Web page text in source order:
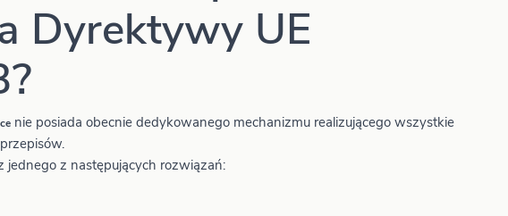
Dyrektywy UE
nie posiada obecnie dedykowanego mechanizmu realizującego wszystkie
z następujących rozwiązań: